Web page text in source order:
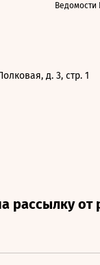
Ведомости
д. 3, стр. 1